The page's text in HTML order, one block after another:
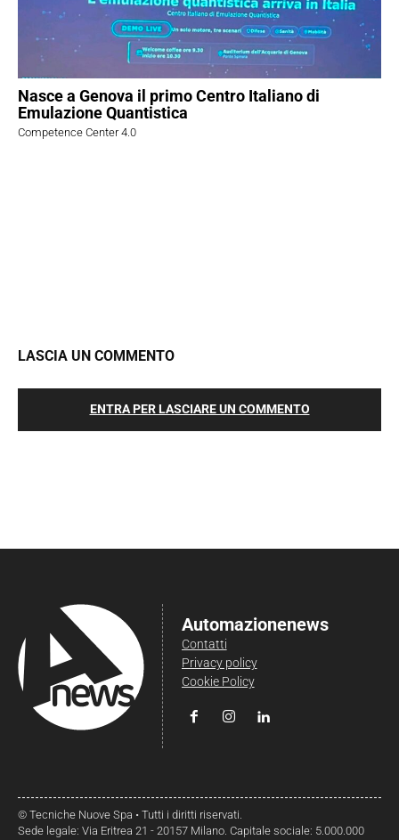
Nasce a Genova il primo Centro Italiano di
Emulazione Quantistica
Competence Center 4.0
LASCIA UN COMMENTO
ENTRA PER LASCIARE UN COMMENTO
Automazionenews
Contatti
Privacy policy
Cookie Policy
© Tecniche Nuove Spa • Tutti i diritti riservati.
Sede legale: Via Eritrea 21 - 20157 Milano. Capitale sociale: 5.000.000